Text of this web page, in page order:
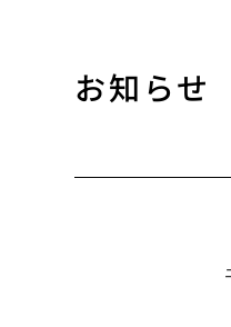
お知らせ